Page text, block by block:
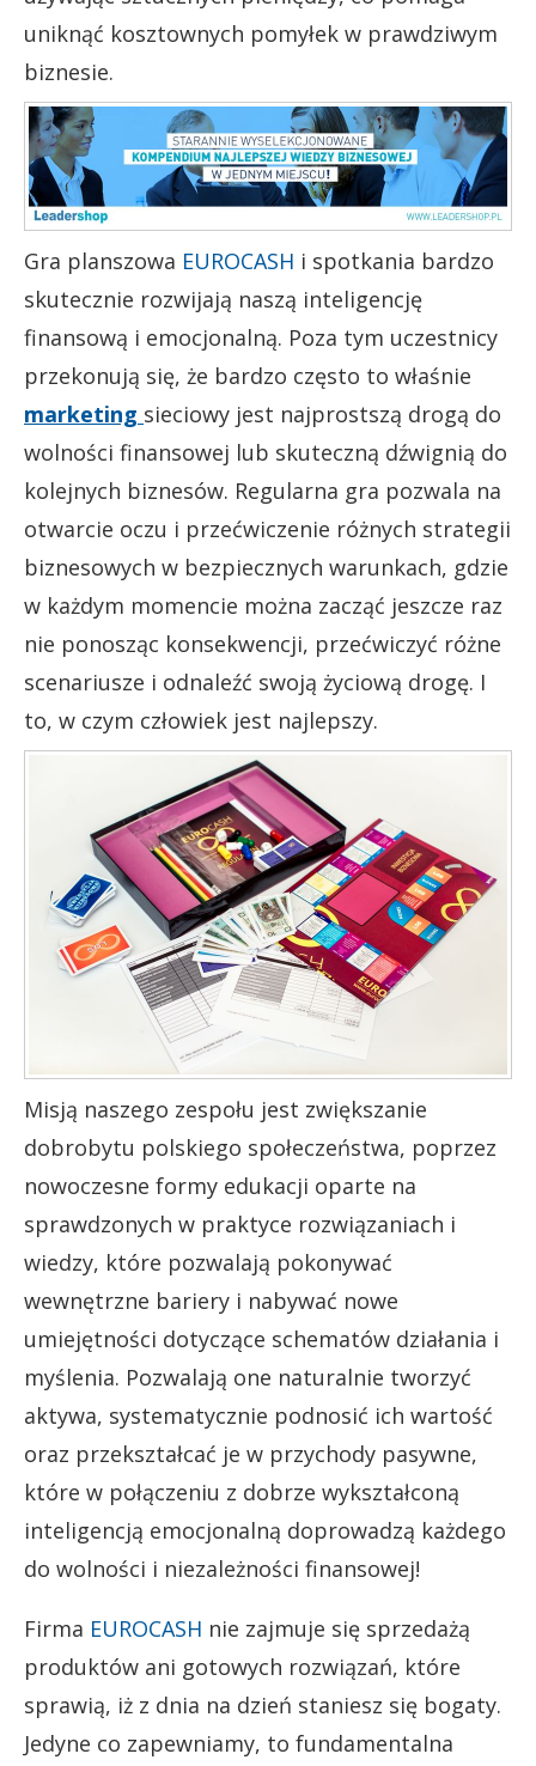
uniknąć kosztownych pomyłek w prawdziwym
biznesie.
Gra planszowa EUROCASH i spotkania bardzo
skutecznie rozwijają naszą inteligencję
finansową i emocjonalną. Poza tym uczestnicy
przekonują się, że bardzo często to właśnie
marketing sieciowy jest najprostszą drogą do
wolności finansowej lub skuteczną dźwignią do
kolejnych biznesów. Regularna gra pozwala na
otwarcie oczu i przećwiczenie różnych strategii
biznesowych w bezpiecznych warunkach, gdzie
w każdym momencie można zacząć jeszcze raz
nie ponosząc konsekwencji, przećwiczyć różne
scenariusze i odnaleźć swoją życiową drogę. I
to, w czym człowiek jest najlepszy.
Misją naszego zespołu jest zwiększanie
dobrobytu polskiego społeczeństwa, poprzez
nowoczesne formy edukacji oparte na
sprawdzonych w praktyce rozwiązaniach i
wiedzy, które pozwalają pokonywać
wewnętrzne bariery i nabywać nowe
umiejętności dotyczące schematów działania i
myślenia. Pozwalają one naturalnie tworzyć
aktywa, systematycznie podnosić ich wartość
oraz przekształcać je w przychody pasywne,
które w połączeniu z dobrze wykształconą
inteligencją emocjonalną doprowadzą każdego
do wolności i niezależności finansowej!
Firma EUROCASH nie zajmuje się sprzedażą
produktów ani gotowych rozwiązań, które
sprawią, iż z dnia na dzień staniesz się bogaty.
Jedyne co zapewniamy, to fundamentalna